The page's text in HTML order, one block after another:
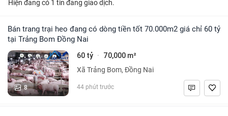
Hiện đang có 1 tin đang giao dịch.
Bán trang trại heo đang có dòng tiền tốt 70.000m2 giá chỉ 60 tỷ
tại Trảng Bom Đồng Nai
8
60 tỷ · 70,000 m²
Xã Trảng Bom, Đồng Nai
44 phút trước